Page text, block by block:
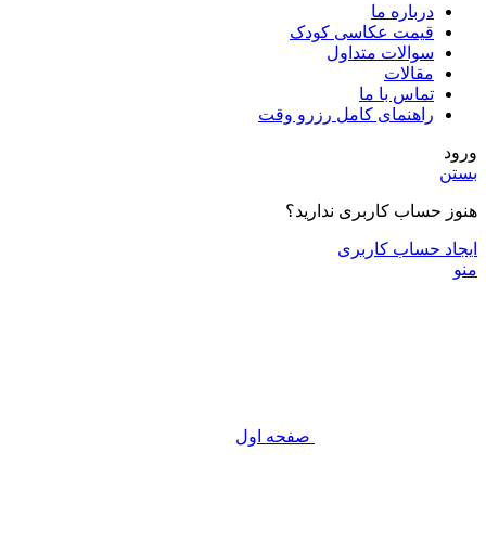
درباره ما
قیمت عکاسی کودک
سوالات متداول
مقالات
تماس با ما
راهنمای کامل رزرو وقت
ورود
بستن
هنوز حساب کاربری ندارید؟
ایجاد حساب کاربری
منو
صفحه اول